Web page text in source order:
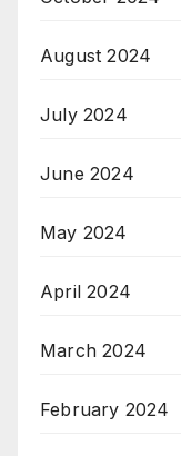
August 2024
July 2024
June 2024
May 2024
April 2024
March 2024
February 2024